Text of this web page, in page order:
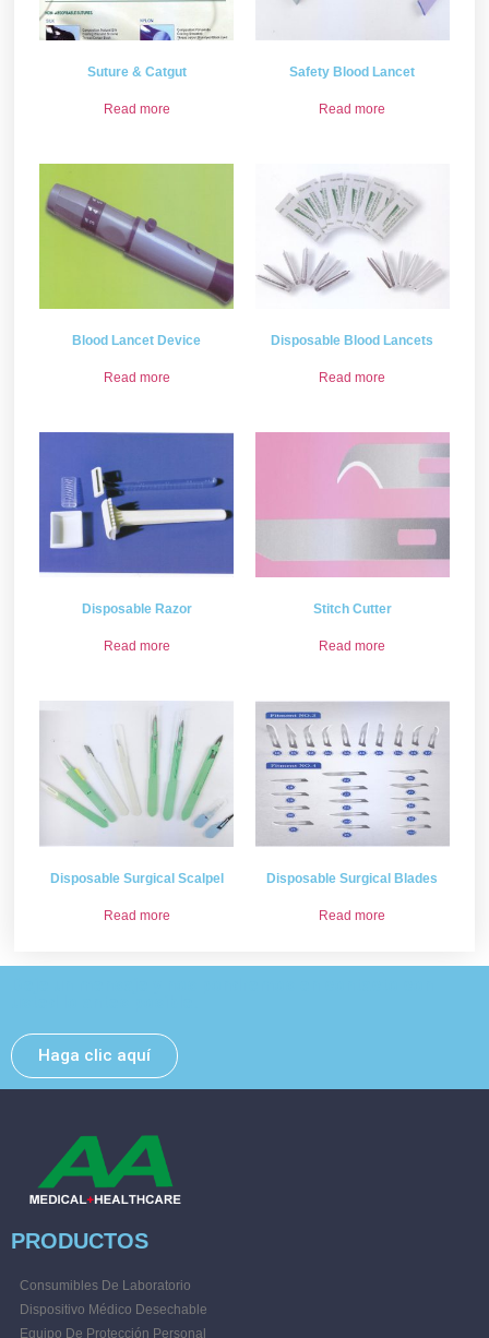
Suture & Catgut
Read more
Safety Blood Lancet
Read more
Blood Lancet Device
Read more
Disposable Blood Lancets
Read more
Disposable Razor
Read more
Stitch Cutter
Read more
Disposable Surgical Scalpel
Read more
Disposable Surgical Blades
Read more
Haga clic aquí
PRODUCTOS
Consumibles De Laboratorio
Dispositivo Médico Desechable
Equipo De Protección Personal